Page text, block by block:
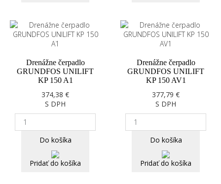
Drenážne čerpadlo
GRUNDFOS UNILIFT
KP 150 A1
374,38 €
S DPH
Do košíka
Pridať do košíka
Drenážne čerpadlo
GRUNDFOS UNILIFT
KP 150 AV1
377,79 €
S DPH
Do košíka
Pridať do košíka